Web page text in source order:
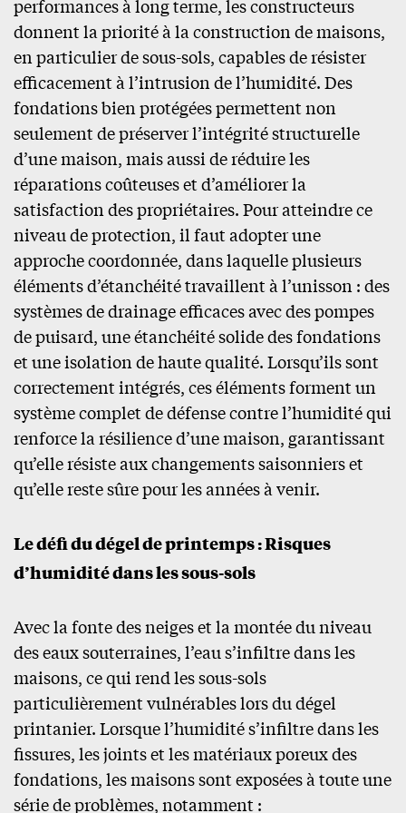
performances à long terme, les constructeurs
donnent la priorité à la construction de maisons,
en particulier de sous-sols, capables de résister
efficacement à l’intrusion de l’humidité. Des
fondations bien protégées permettent non
seulement de préserver l’intégrité structurelle
d’une maison, mais aussi de réduire les
réparations coûteuses et d’améliorer la
satisfaction des propriétaires. Pour atteindre ce
niveau de protection, il faut adopter une
approche coordonnée, dans laquelle plusieurs
éléments d’étanchéité travaillent à l’unisson : des
systèmes de drainage efficaces avec des pompes
de puisard, une étanchéité solide des fondations
et une isolation de haute qualité. Lorsqu’ils sont
correctement intégrés, ces éléments forment un
système complet de défense contre l’humidité qui
renforce la résilience d’une maison, garantissant
qu’elle résiste aux changements saisonniers et
qu’elle reste sûre pour les années à venir.
Le défi du dégel de printemps : Risques
d’humidité dans les sous-sols
Avec la fonte des neiges et la montée du niveau
des eaux souterraines, l’eau s’infiltre dans les
maisons, ce qui rend les sous-sols
particulièrement vulnérables lors du dégel
printanier. Lorsque l’humidité s’infiltre dans les
fissures, les joints et les matériaux poreux des
fondations, les maisons sont exposées à toute une
série de problèmes, notamment :